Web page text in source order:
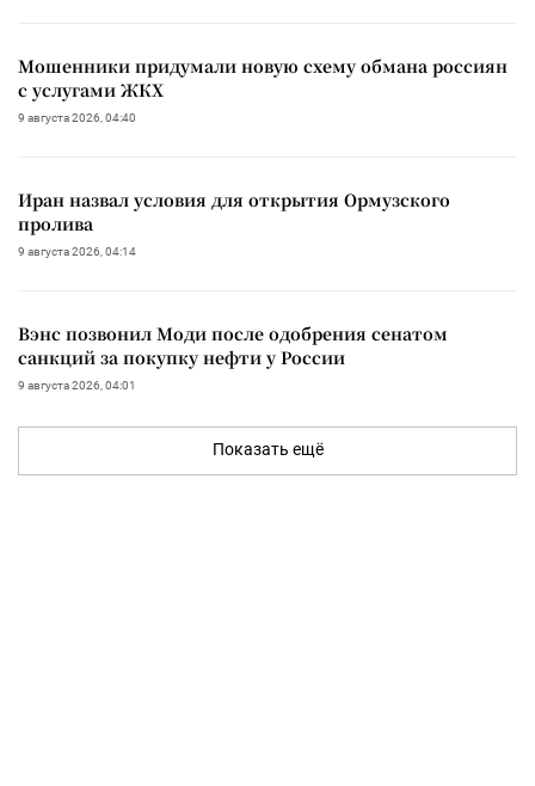
Мошенники придумали новую схему обмана россиян
с услугами ЖКХ
9 августа 2026, 04:40
Иран назвал условия для открытия Ормузского
пролива
9 августа 2026, 04:14
Вэнс позвонил Моди после одобрения сенатом
санкций за покупку нефти у России
9 августа 2026, 04:01
Показать ещё